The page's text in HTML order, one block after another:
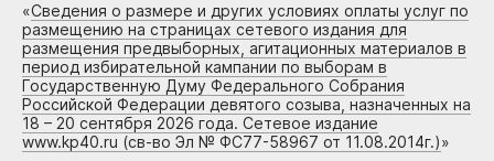
«Сведения о размере и других условиях оплаты услуг по
размещению на страницах сетевого издания для
размещения предвыборных, агитационных материалов в
период избирательной кампании по выборам в
Государственную Думу Федерального Собрания
Российской Федерации девятого созыва, назначенных на
18 – 20 сентября 2026 года. Сетевое издание
www.kp40.ru (св-во Эл № ФС77-58967 от 11.08.2014г.)»